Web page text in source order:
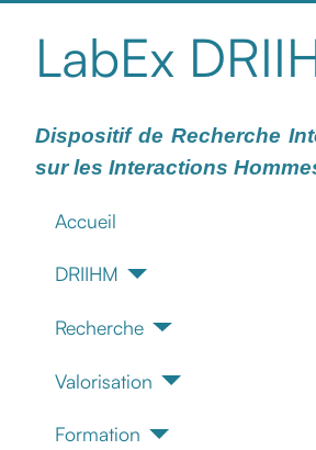
LabEx
Dispositif de Recherche
sur les Interactions
Accueil
DRIIHM
Recherche
Valorisation
Formation